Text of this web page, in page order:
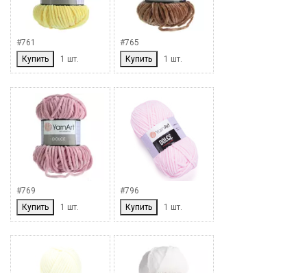
#761
Купить
1 шт.
#765
Купить
1 шт.
#769
Купить
1 шт.
#796
Купить
1 шт.